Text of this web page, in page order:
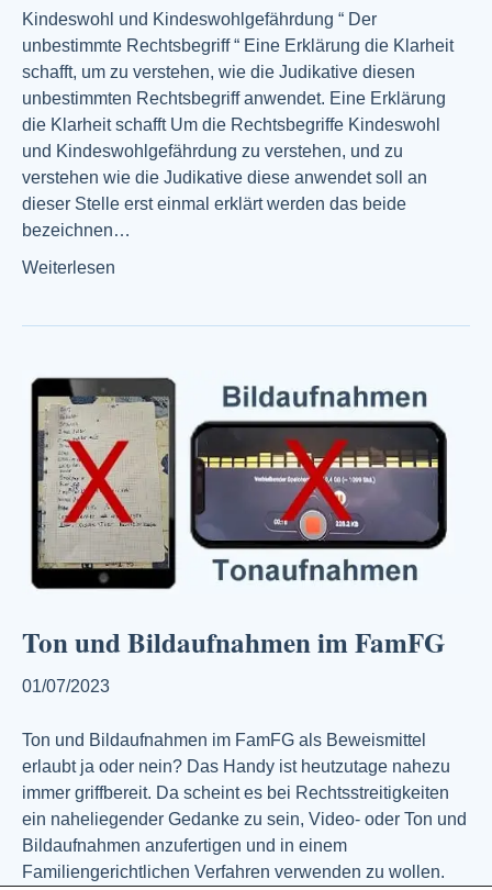
Kindeswohl und Kindeswohlgefährdung “ Der
unbestimmte Rechtsbegriff “ Eine Erklärung die Klarheit
schafft, um zu verstehen, wie die Judikative diesen
unbestimmten Rechtsbegriff anwendet. Eine Erklärung
die Klarheit schafft Um die Rechtsbegriffe Kindeswohl
und Kindeswohlgefährdung zu verstehen, und zu
verstehen wie die Judikative diese anwendet soll an
dieser Stelle erst einmal erklärt werden das beide
bezeichnen…
Weiterlesen
Ton und Bildaufnahmen im FamFG
01/07/2023
Ton und Bildaufnahmen im FamFG als Beweismittel
erlaubt ja oder nein? Das Handy ist heutzutage nahezu
immer griffbereit. Da scheint es bei Rechtsstreitigkeiten
ein naheliegender Gedanke zu sein, Video- oder Ton und
Bildaufnahmen anzufertigen und in einem
Familiengerichtlichen Verfahren verwenden zu wollen.